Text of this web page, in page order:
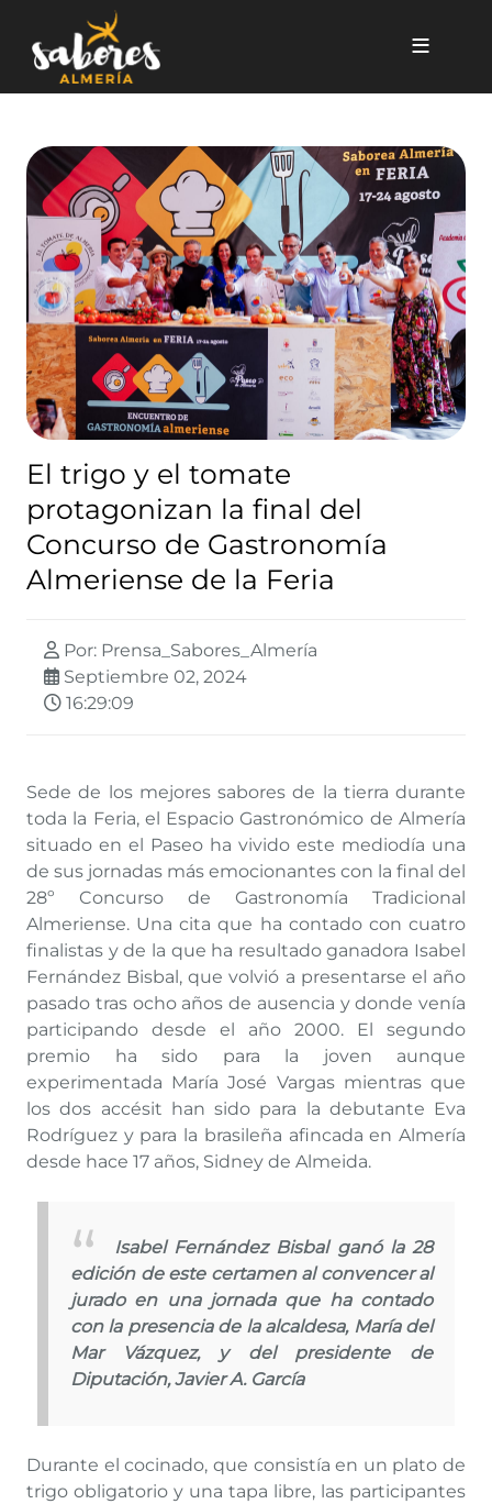
El trigo y el tomate
El trigo y el tomate
protagonizan la final del
Concurso de Gastronomía
Almeriense de la Feria
Por: Prensa_Sabores_Almería
Septiembre 02, 2024
16:29:09
Sede de los mejores sabores de la tierra durante
toda la Feria, el Espacio Gastronómico de Almería
situado en el Paseo ha vivido este mediodía una
de sus jornadas más emocionantes con la final del
28º Concurso de Gastronomía Tradicional
Almeriense. Una cita que ha contado con cuatro
finalistas y de la que ha resultado ganadora Isabel
Fernández Bisbal, que volvió a presentarse el año
pasado tras ocho años de ausencia y donde venía
participando desde el año 2000. El segundo
premio ha sido para la joven aunque
experimentada María José Vargas mientras que
los dos accésit han sido para la debutante Eva
Rodríguez y para la brasileña afincada en Almería
desde hace 17 años, Sidney de Almeida.
Isabel Fernández Bisbal ganó la 28
edición de este certamen al convencer al
jurado en una jornada que ha contado
con la presencia de la alcaldesa, María del
Mar Vázquez, y del presidente de
Diputación, Javier A. García
Durante el cocinado, que consistía en un plato de
trigo obligatorio y una tapa libre, las participantes